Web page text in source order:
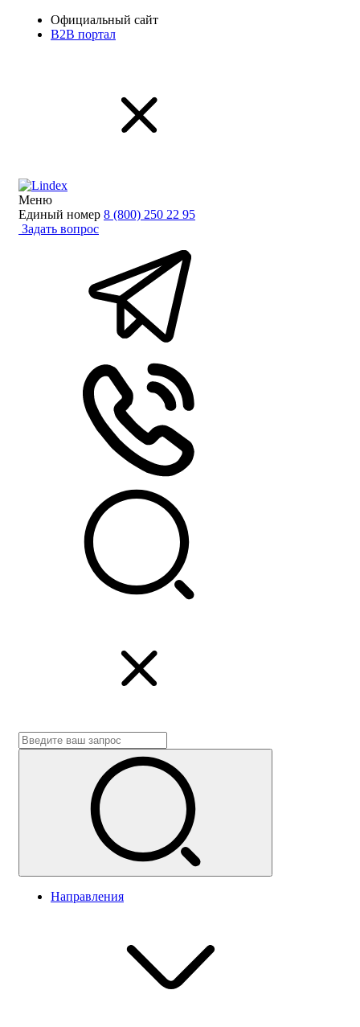
Официальный сайт
B2B портал
Меню
Единый номер 8 (800) 250 22 95
Задать вопрос
Направления